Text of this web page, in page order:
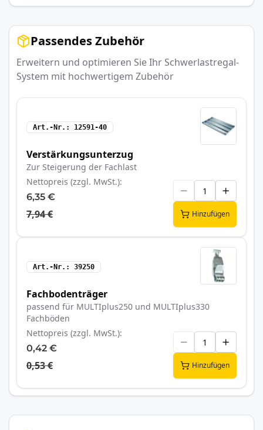
Passendes Zubehör
Erweitern und optimieren Sie Ihr Schwerlastregal-
System mit hochwertigem Zubehör
Art.-Nr. 12591-40
Verstärkungsunterzug
Zur Steigerung der Fachlast
Nettopreis (zzgl. MwSt.)
6,35 €
7,94 € Hinzufügen
Art.-Nr. 39250
Fachbodenträger
passend für MULTIplus250 und MULTIplus330
Fachböden
Nettopreis (zzgl. MwSt.)
0,42 €
0,53 € Hinzufügen